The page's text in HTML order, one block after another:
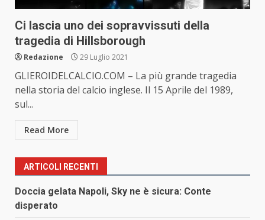
Ci lascia uno dei sopravvissuti della
tragedia di Hillsborough
Redazione 29 Luglio 2021
GLIEROIDELCALCIO.COM – La più grande tragedia
nella storia del calcio inglese. Il 15 Aprile del 1989,
sul...
Read More
ARTICOLI RECENTI
Doccia gelata Napoli, Sky ne è sicura: Conte
disperato